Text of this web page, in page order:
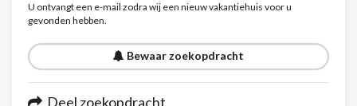
U ontvangt een e-mail zodra wij een nieuw vakantiehuis voor u
gevonden hebben.
Bewaar zoekopdracht
Deel zoekopdracht